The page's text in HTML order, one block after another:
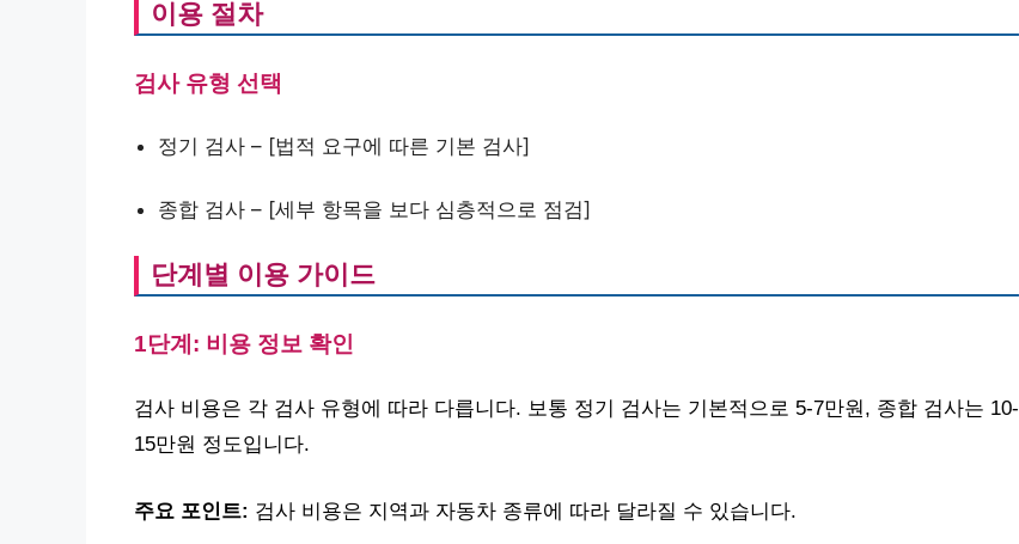
이용 절차
검사 유형 선택
정기 검사 – [법적 요구에 따른 기본 검사]
종합 검사 – [세부 항목을 보다 심층적으로 점검]
단계별 이용 가이드
1단계: 비용 정보 확인
검사 비용은 각 검사 유형에 따라 다릅니다. 보통 정기 검사는 기본적으로 5-7만원, 종합 검사는 10-
15만원 정도입니다.
주요 포인트: 검사 비용은 지역과 자동차 종류에 따라 달라질 수 있습니다.